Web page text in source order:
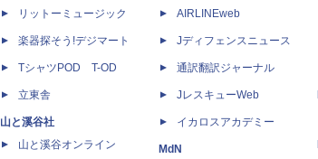
リットーミュージック
楽器探そう!デジマート
TシャツPOD T-OD
立東舎
山と溪谷社
山と溪谷オンライン
AIRLINEweb
Jディフェンスニュース
通訳翻訳ジャーナル
JレスキューWeb
イカロスアカデミー
MdN